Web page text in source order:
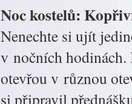
Noc kostelů:
Nenechte si ujít
v nočních hodinách.
otevřou v různou
si připravil